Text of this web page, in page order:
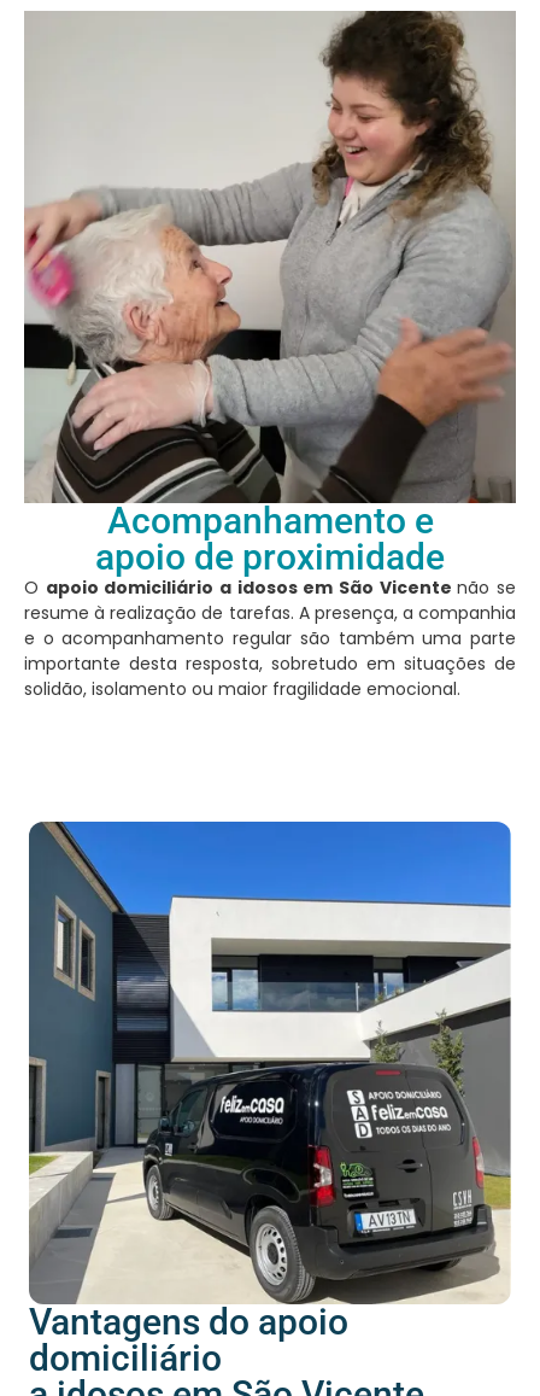
Acompanhamento e
apoio de proximidade
O apoio domiciliário a idosos em São Vicentenão se
resume à realização de tarefas. A presença, a companhia
e o acompanhamento regular são também uma parte
importante desta resposta, sobretudo em situações de
solidão, isolamento ou maior fragilidade emocional.
Vantagens do apoio
domiciliário